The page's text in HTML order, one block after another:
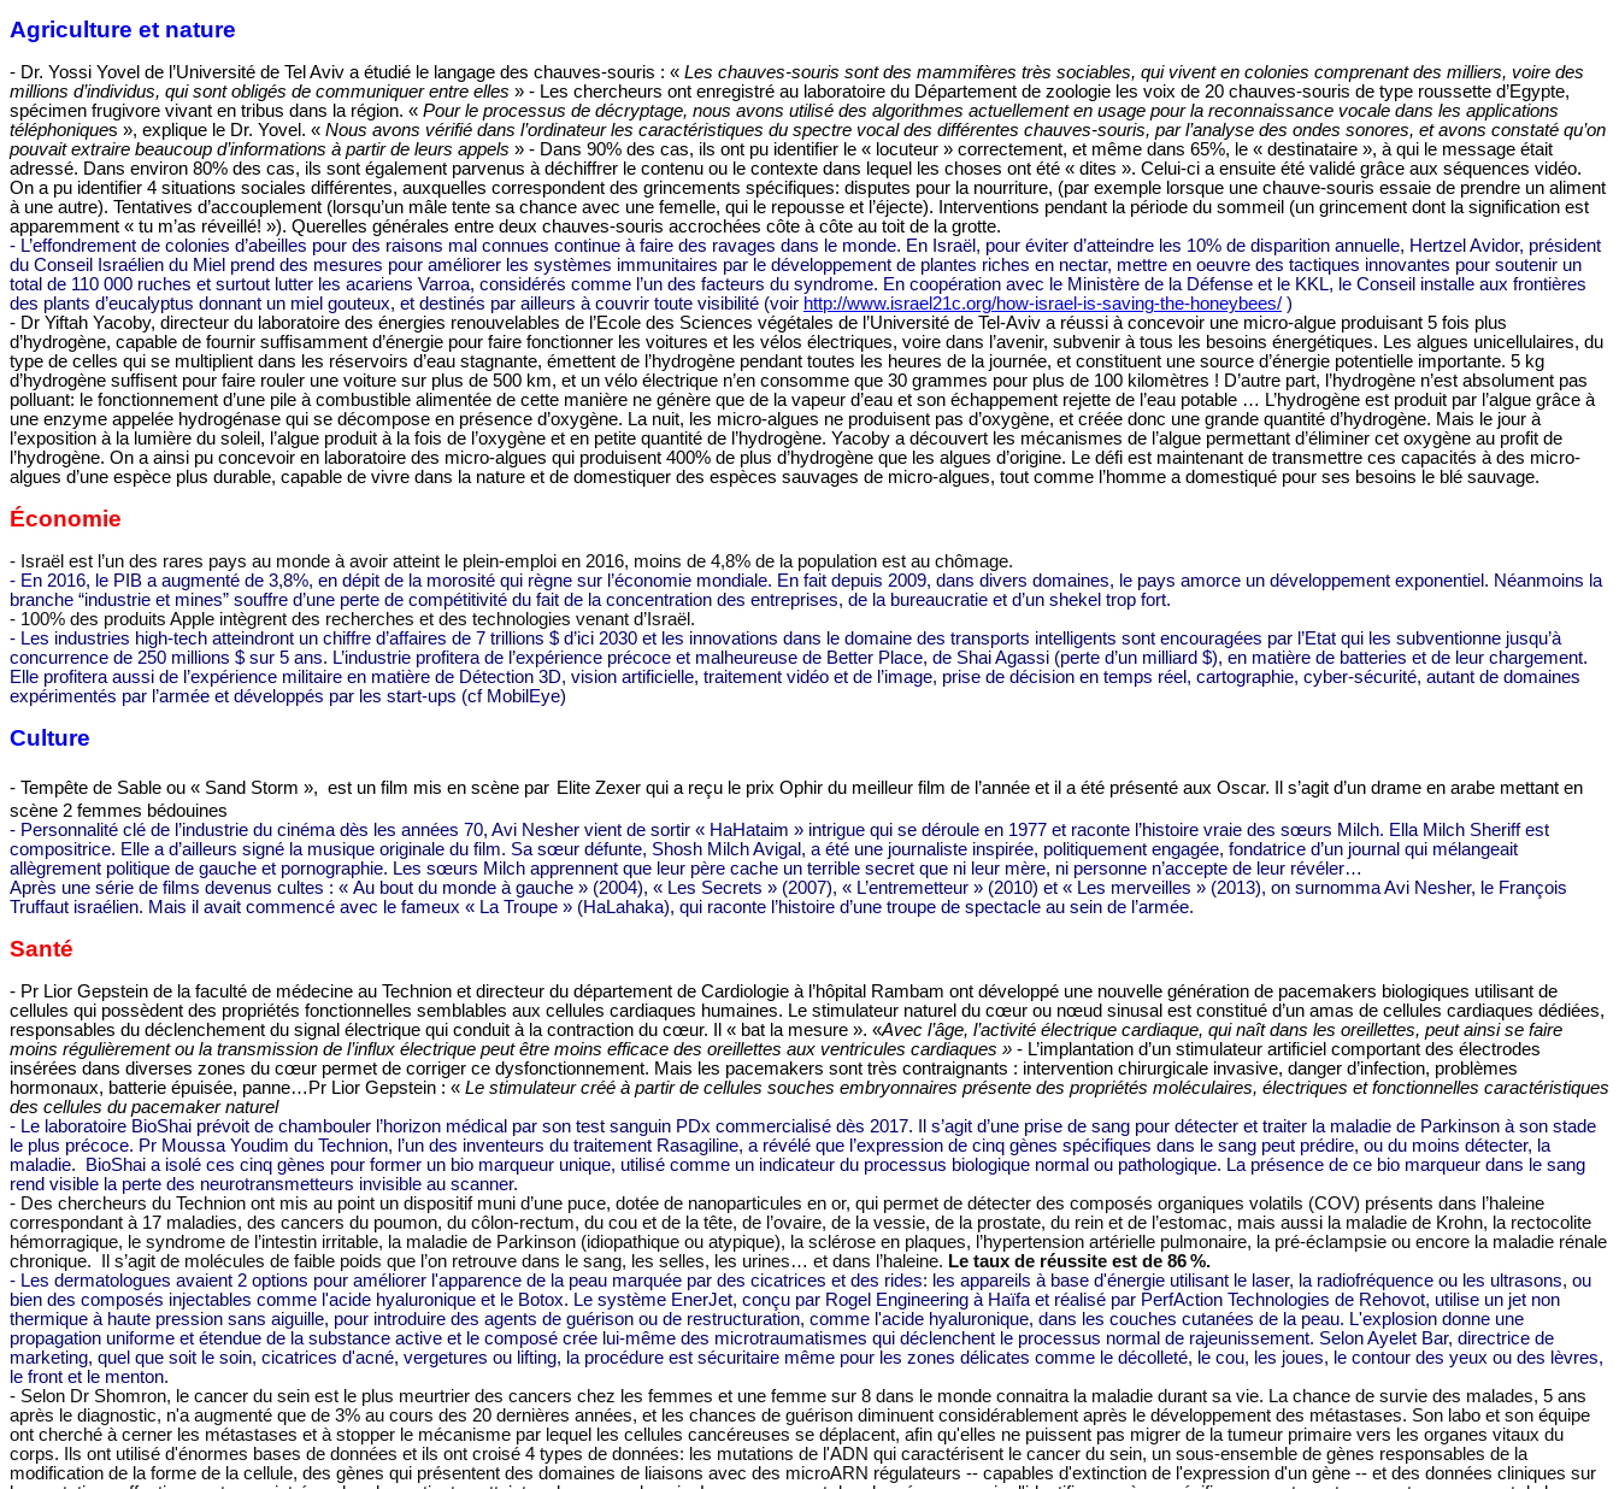
Agriculture et nature
- Dr. Yossi Yovel de l’Université de Tel Aviv a étudié le langage des chauves-souris : « Les chauves-souris sont des mammifères très sociables, qui vivent en colonies comprenant des milliers, voire des
millions d’individus, qui sont obligés de communiquer entre elles » - Les chercheurs ont enregistré au laboratoire du Département de zoologie les voix de 20 chauves-souris de type roussette d’Egypte,
spécimen frugivore vivant en tribus dans la région. « Pour le processus de décryptage, nous avons utilisé des algorithmes actuellement en usage pour la reconnaissance vocale dans les applications
téléphoniques », explique le Dr. Yovel. « Nous avons vérifié dans l’ordinateur les caractéristiques du spectre vocal des différentes chauves-souris, par l’analyse des ondes sonores, et avons constaté qu’on
pouvait extraire beaucoup d’informations à partir de leurs appels » - Dans 90% des cas, ils ont pu identifier le « locuteur » correctement, et même dans 65%, le « destinataire », à qui le message était
adressé. Dans environ 80% des cas, ils sont également parvenus à déchiffrer le contenu ou le contexte dans lequel les choses ont été « dites ». Celui-ci a ensuite été validé grâce aux séquences vidéo.
On a pu identifier 4 situations sociales différentes, auxquelles correspondent des grincements spécifiques: disputes pour la nourriture, (par exemple lorsque une chauve-souris essaie de prendre un aliment
à une autre). Tentatives d’accouplement (lorsqu’un mâle tente sa chance avec une femelle, qui le repousse et l’éjecte). Interventions pendant la période du sommeil (un grincement dont la signification est
apparemment « tu m’as réveillé! »). Querelles générales entre deux chauves-souris accrochées côte à côte au toit de la grotte.
- L’effondrement de colonies d’abeilles pour des raisons mal connues continue à faire des ravages dans le monde. En Israël, pour éviter d’atteindre les 10% de disparition annuelle, Hertzel Avidor, président
du Conseil Israélien du Miel prend des mesures pour améliorer les systèmes immunitaires par le développement de plantes riches en nectar, mettre en oeuvre des tactiques innovantes pour soutenir un
total de 110 000 ruches et surtout lutter les acariens Varroa, considérés comme l’un des facteurs du syndrome. En coopération avec le Ministère de la Défense et le KKL, le Conseil installe aux frontières
des plants d’eucalyptus donnant un miel gouteux, et destinés par ailleurs à couvrir toute visibilité (voir http://www.israel21c.org/how-israel-is-saving-the-honeybees/ )
- Dr Yiftah Yacoby, directeur du laboratoire des énergies renouvelables de l’Ecole des Sciences végétales de l’Université de Tel-Aviv a réussi à concevoir une micro-algue produisant 5 fois plus
d’hydrogène, capable de fournir suffisamment d’énergie pour faire fonctionner les voitures et les vélos électriques, voire dans l’avenir, subvenir à tous les besoins énergétiques. Les algues unicellulaires, du
type de celles qui se multiplient dans les réservoirs d’eau stagnante, émettent de l’hydrogène pendant toutes les heures de la journée, et constituent une source d’énergie potentielle importante. 5 kg
d’hydrogène suffisent pour faire rouler une voiture sur plus de 500 km, et un vélo électrique n’en consomme que 30 grammes pour plus de 100 kilomètres ! D’autre part, l’hydrogène n’est absolument pas
polluant: le fonctionnement d’une pile à combustible alimentée de cette manière ne génère que de la vapeur d’eau et son échappement rejette de l’eau potable … L’hydrogène est produit par l’algue grâce à
une enzyme appelée hydrogénase qui se décompose en présence d’oxygène. La nuit, les micro-algues ne produisent pas d’oxygène, et créée donc une grande quantité d’hydrogène. Mais le jour à
l’exposition à la lumière du soleil, l’algue produit à la fois de l’oxygène et en petite quantité de l’hydrogène. Yacoby a découvert les mécanismes de l’algue permettant d’éliminer cet oxygène au profit de
l’hydrogène. On a ainsi pu concevoir en laboratoire des micro-algues qui produisent 400% de plus d’hydrogène que les algues d’origine. Le défi est maintenant de transmettre ces capacités à des micro-
algues d’une espèce plus durable, capable de vivre dans la nature et de domestiquer des espèces sauvages de micro-algues, tout comme l’homme a domestiqué pour ses besoins le blé sauvage.
Économie
- Israël est l’un des rares pays au monde à avoir atteint le plein-emploi en 2016, moins de 4,8% de la population est au chômage.
- En 2016, le PIB a augmenté de 3,8%, en dépit de la morosité qui règne sur l’économie mondiale. En fait depuis 2009, dans divers domaines, le pays amorce un développement exponentiel. Néanmoins la
branche “industrie et mines” souffre d’une perte de compétitivité du fait de la concentration des entreprises, de la bureaucratie et d’un shekel trop fort.
- 100% des produits Apple intègrent des recherches et des technologies venant d’Israël.
- Les industries high-tech atteindront un chiffre d’affaires de 7 trillions $ d’ici 2030 et les innovations dans le domaine des transports intelligents sont encouragées par l’Etat qui les subventionne jusqu’à
concurrence de 250 millions $ sur 5 ans. L’industrie profitera de l’expérience précoce et malheureuse de Better Place, de Shai Agassi (perte d’un milliard $), en matière de batteries et de leur chargement.
Elle profitera aussi de l’expérience militaire en matière de Détection 3D, vision artificielle, traitement vidéo et de l’image, prise de décision en temps réel, cartographie, cyber-sécurité, autant de domaines
expérimentés par l’armée et développés par les start-ups (cf MobilEye)
Culture
- Tempête de Sable ou « Sand Storm », est un film mis en scène par Elite Zexer qui a reçu le prix Ophir du meilleur film de l’année et il a été présenté aux Oscar. Il s’agit d’un drame en arabe mettant en
scène 2 femmes bédouines
- Personnalité clé de l’industrie du cinéma dès les années 70, Avi Nesher vient de sortir « HaHataim » intrigue qui se déroule en 1977 et raconte l’histoire vraie des sœurs Milch. Ella Milch Sheriff est
compositrice. Elle a d’ailleurs signé la musique originale du film. Sa sœur défunte, Shosh Milch Avigal, a été une journaliste inspirée, politiquement engagée, fondatrice d’un journal qui mélangeait
allègrement politique de gauche et pornographie. Les sœurs Milch apprennent que leur père cache un terrible secret que ni leur mère, ni personne n’accepte de leur révéler…
Après une série de films devenus cultes : « Au bout du monde à gauche » (2004), « Les Secrets » (2007), « L’entremetteur » (2010) et « Les merveilles » (2013), on surnomma Avi Nesher, le François
Truffaut israélien. Mais il avait commencé avec le fameux « La Troupe » (HaLahaka), qui raconte l’histoire d’une troupe de spectacle au sein de l’armée.
Santé
- Pr Lior Gepstein de la faculté de médecine au Technion et directeur du département de Cardiologie à l’hôpital Rambam ont développé une nouvelle génération de pacemakers biologiques utilisant de
cellules qui possèdent des propriétés fonctionnelles semblables aux cellules cardiaques humaines. Le stimulateur naturel du cœur ou nœud sinusal est constitué d’un amas de cellules cardiaques dédiées,
responsables du déclenchement du signal électrique qui conduit à la contraction du cœur. Il « bat la mesure ». «Avec l’âge, l’activité électrique cardiaque, qui naît dans les oreillettes, peut ainsi se faire
moins régulièrement ou la transmission de l’influx électrique peut être moins efficace des oreillettes aux ventricules cardiaques » - L’implantation d’un stimulateur artificiel comportant des électrodes
insérées dans diverses zones du cœur permet de corriger ce dysfonctionnement. Mais les pacemakers sont très contraignants : intervention chirurgicale invasive, danger d’infection, problèmes
hormonaux, batterie épuisée, panne…Pr Lior Gepstein : « Le stimulateur créé à partir de cellules souches embryonnaires présente des propriétés moléculaires, électriques et fonctionnelles caractéristiques
des cellules du pacemaker naturel
- Le laboratoire BioShai prévoit de chambouler l’horizon médical par son test sanguin PDx commercialisé dès 2017. Il s’agit d’une prise de sang pour détecter et traiter la maladie de Parkinson à son stade
le plus précoce. Pr Moussa Youdim du Technion, l’un des inventeurs du traitement Rasagiline, a révélé que l’expression de cinq gènes spécifiques dans le sang peut prédire, ou du moins détecter, la
maladie.
BioShai a isolé ces cinq gènes pour former un bio marqueur unique, utilisé comme un indicateur du processus biologique normal ou pathologique. La présence de ce bio marqueur dans le sang
rend visible la perte des neurotransmetteurs invisible au scanner.
- Des chercheurs du Technion ont mis au point un dispositif muni d’une puce, dotée de nanoparticules en or, qui permet de détecter des composés organiques volatils (COV) présents dans l’haleine
correspondant à 17 maladies, des cancers du poumon, du côlon-rectum, du cou et de la tête, de l’ovaire, de la vessie, de la prostate, du rein et de l’estomac, mais aussi la maladie de Krohn, la rectocolite
hémorragique, le syndrome de l’intestin irritable, la maladie de Parkinson (idiopathique ou atypique), la sclérose en plaques, l’hypertension artérielle pulmonaire, la pré-éclampsie ou encore la maladie rénale
chronique.
Il s’agit de molécules de faible poids que l’on retrouve dans le sang, les selles, les urines… et dans l’haleine. Le taux de réussite est de 86%.
- Les dermatologues avaient 2 options pour améliorer l'apparence de la peau marquée par des cicatrices et des rides: les appareils à base d'énergie utilisant le laser, la radiofréquence ou les ultrasons, ou
bien des composés injectables comme l'acide hyaluronique et le Botox. Le système EnerJet, conçu par Rogel Engineering à Haïfa et réalisé par PerfAction Technologies de Rehovot, utilise un jet non
thermique à haute pression sans aiguille, pour introduire des agents de guérison ou de restructuration, comme l'acide hyaluronique, dans les couches cutanées de la peau. L'explosion donne une
propagation uniforme et étendue de la substance active et le composé crée lui-même des microtraumatismes qui déclenchent le processus normal de rajeunissement. Selon Ayelet Bar, directrice de
marketing, quel que soit le soin, cicatrices d'acné, vergetures ou lifting, la procédure est sécuritaire même pour les zones délicates comme le décolleté, le cou, les joues, le contour des yeux ou des lèvres,
le front et le menton.
- Selon Dr Shomron, le cancer du sein est le plus meurtrier des cancers chez les femmes et une femme sur 8 dans le monde connaitra la maladie durant sa vie. La chance de survie des malades, 5 ans
après le diagnostic, n'a augmenté que de 3% au cours des 20 dernières années, et les chances de guérison diminuent considérablement après le développement des métastases. Son labo et son équipe
ont cherché à cerner les métastases et à stopper le mécanisme par lequel les cellules cancéreuses se déplacent, afin qu'elles ne puissent pas migrer de la tumeur primaire vers les organes vitaux du
corps. Ils ont utilisé d'énormes bases de données et ils ont croisé 4 types de données: les mutations de l'ADN qui caractérisent le cancer du sein, un sous-ensemble de gènes responsables de la
modification de la forme de la cellule, des gènes qui présentent des domaines de liaisons avec des microARN régulateurs -- capables d'extinction de l'expression d'un gène -- et des données cliniques sur